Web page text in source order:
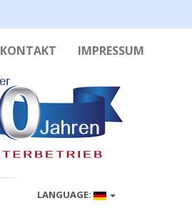
KONTAKT IMPRESSUM
LANGUAGE: